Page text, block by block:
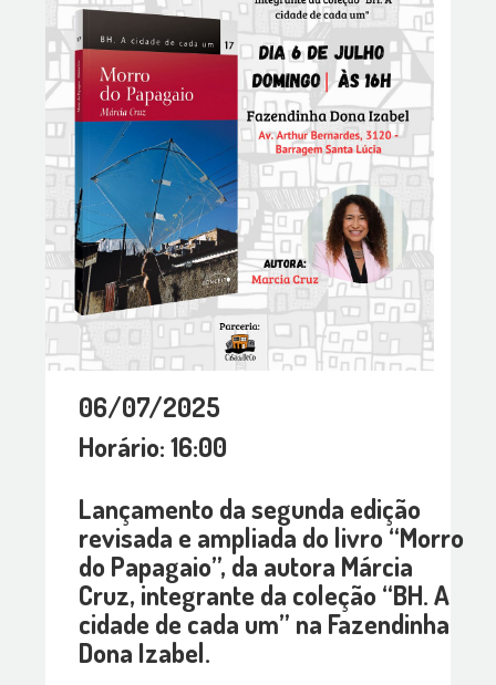
06/07/2025
Horário: 16:00
Lançamento da segunda edição
revisada e ampliada do livro “Morro
do Papagaio”, da autora Márcia
Cruz, integrante da coleção “BH. A
cidade de cada um” na Fazendinha
Dona Izabel.